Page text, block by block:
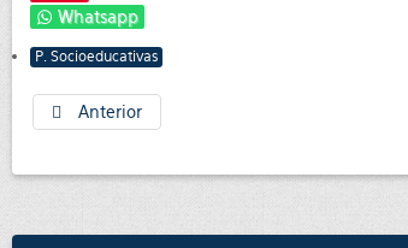
Whatsapp
P. Socioeducativas
Anterior